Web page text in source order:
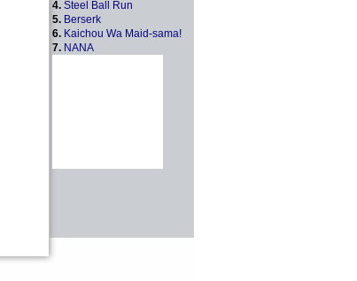
4. Steel Ball Run
5. Berserk
6. Kaichou Wa Maid-sama!
7. NANA